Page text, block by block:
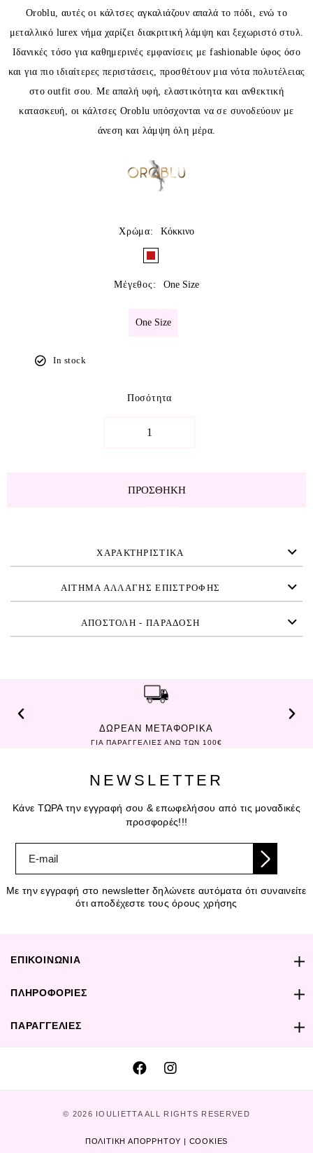
Oroblu, αυτές οι κάλτσες αγκαλιάζουν απαλά το πόδι, ενώ το
μεταλλικό lurex νήμα χαρίζει διακριτική λάμψη και ξεχωριστό στυλ.
Ιδανικές τόσο για καθημερινές εμφανίσεις με fashionable ύφος όσο
και για πιο ιδιαίτερες περιστάσεις, προσθέτουν μια νότα πολυτέλειας
στο outfit σου. Με απαλή υφή, ελαστικότητα και ανθεκτική
κατασκευή, οι κάλτσες Oroblu υπόσχονται να σε συνοδεύουν με
άνεση και λάμψη όλη μέρα.
Χρώμα: Κόκκινο
Μέγεθος : One Size
One Size
In stock
Ποσότητα
ΠΡΟΣΘΉΚΗ
ΧΑΡΑΚΤΗΡΙΣΤΙΚΑ
ΑΙΤΗΜΑ ΑΛΛΑΓΗΣ ΕΠΙΣΤΡΟΦΗΣ
ΑΠΟΣΤΟΛΗ - ΠΑΡΑΔΟΣΗ
ΔΩΡΕΑΝ ΜΕΤΑΦΟΡΙΚΑ
ΓΙΑ ΠΑΡΑΓΓΕΛΙΕΣ ΑΝΩ ΤΩΝ 100€
NEWSLETTER
Κάνε ΤΩΡΑ την εγγραφή σου & επωφελήσου από τις μοναδικές
προσφορές!!!
Με την εγγραφή στο newsletter δηλώνετε αυτόματα ότι συναινείτε
ότι αποδέχεστε τους όρους χρήσης
ΕΠΙΚΟΙΝΩΝΙΑ
ΠΛΗΡΟΦΟΡΙΕΣ
ΠΑΡΑΓΓΕΛΙΕΣ
© 2026 IOULIETTA ALL RIGHTS RESERVED
ΠΟΛΙΤΙΚΗ ΑΠΟΡΡΗΤΟΥ | COOKIES